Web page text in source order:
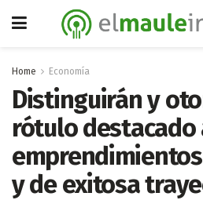
Home Economía
Distinguirán y
rótulo destacado
y de exitosa